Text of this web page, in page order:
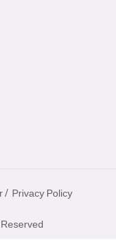
/ Privacy Policy